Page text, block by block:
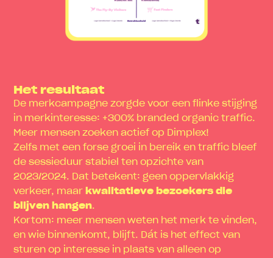
Het resultaat
De merkcampagne zorgde voor een flinke stijging
in merkinteresse: +300% branded organic traffic.
Meer mensen zoeken actief op Dimplex!
Zelfs met een forse groei in bereik en traffic bleef
de sessieduur stabiel ten opzichte van
2023/2024. Dat betekent: geen oppervlakkig
verkeer, maar kwalitatieve bezoekers die
blijven hangen.
Kortom: meer mensen weten het merk te vinden,
en wie binnenkomt, blijft. Dát is het effect van
sturen op interesse in plaats van alleen op